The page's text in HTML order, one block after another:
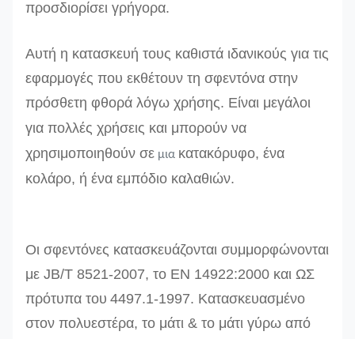
προσδιορίσει γρήγορα.
Αυτή η κατασκευή τους καθιστά ιδανικούς για τις
εφαρμογές που εκθέτουν τη σφεντόνα στην
πρόσθετη φθορά λόγω χρήσης. Είναι μεγάλοι
για πολλές χρήσεις και μπορούν να
χρησιμοποιηθούν σε μια κατακόρυφο, ένα
κολάρο, ή ένα εμπόδιο καλαθιών.
Οι σφεντόνες κατασκευάζονται συμμορφώνονται
με JB/T 8521-2007, το EN 14922:2000 και ΩΣ
πρότυπα του 4497.1-1997. Κατασκευασμένο
στον πολυεστέρα, το μάτι & το μάτι γύρω από